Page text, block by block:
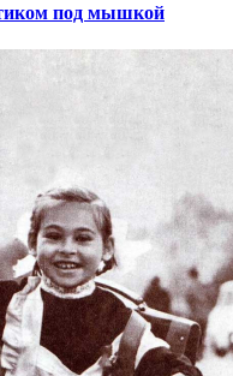
под мышкой